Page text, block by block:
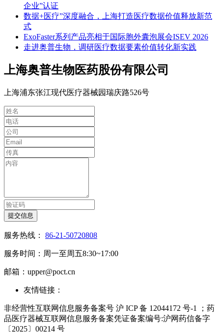
企业”认证
数据+医疗”深度融合，上海打造医疗数据价值释放新范
式
ExoFaster系列产品亮相于国际胞外囊泡展会ISEV 2026
走进奥普生物，调研医疗数据要素价值转化新实践
上海奥普生物医药股份有限公司
上海浦东张江现代医疗器械园瑞庆路526号
提交信息
服务热线： 86-21-50720808
服务时间：周一至周五8:30~17:00
邮箱：upper@poct.cn
友情链接：
非经营性互联网信息服务备案号 沪 ICP 备 12044172 号-1 ；药
品医疗器械互联网信息服务备案凭证备案编号:沪网药信备字
〔2025〕00214 号